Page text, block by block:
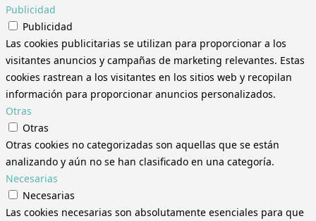
Publicidad
Publicidad
Las cookies publicitarias se utilizan para proporcionar a los
visitantes anuncios y campañas de marketing relevantes. Estas
cookies rastrean a los visitantes en los sitios web y recopilan
información para proporcionar anuncios personalizados.
Otras
Otras
Otras cookies no categorizadas son aquellas que se están
analizando y aún no se han clasificado en una categoría.
Necesarias
Necesarias
Las cookies necesarias son absolutamente esenciales para que